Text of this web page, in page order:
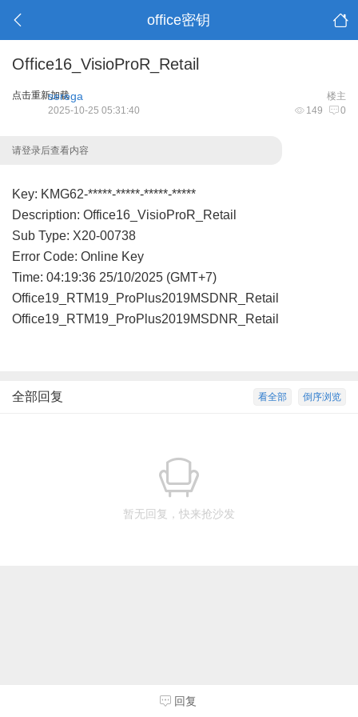
office密钥
Office16_VisioProR_Retail
点击重新加载 楼主
serega
149 0
2025-10-25 05:31:40
请登录后查看内容
Key: KMG62-*****-*****-*****-*****
Description: Office16_VisioProR_Retail
Sub Type: X20-00738
Error Code: Online Key
Time: 04:19:36 25/10/2025 (GMT+7)
Office19_RTM19_ProPlus2019MSDNR_Retail
Office19_RTM19_ProPlus2019MSDNR_Retail
倒序浏览
看全部
全部回复
暂无回复，快来抢沙发
回复